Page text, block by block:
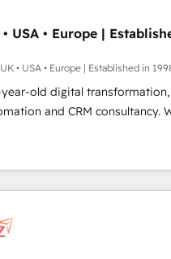
we've been accredited
by the CCS, which means
sector companies as well
profile. Our services: -
CMS website
your
- Build stronger
USA • Europe |
• USA • Europe | Established in
year-old digital transformation,
and CRM consultancy. We
and enterprise clients to
from digital and fuel their
are causing inefficiencies,
Key services: • CRM